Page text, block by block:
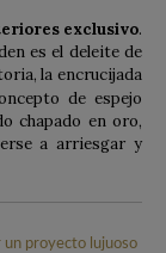
exclusivo.
es el deleite de
la encrucijada
de espejo
chapado en oro,
a arriesgar y
un proyecto lujuoso